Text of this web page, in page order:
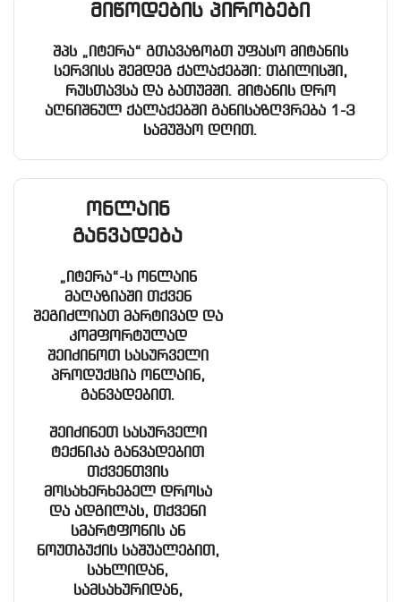
მიწოდების პირობები
შპს „იტერა“ გთავაზობთ უფასო მიტანის
სერვისს შემდეგ ქალაქებში: თბილისში,
რუსთავსა და ბათუმში. მიტანის დრო
აღნიშნულ ქალაქებში განისაზღვრება 1-3
სამუშაო დღით.
ონლაინ
განვადება
„იტერა“-ს ონლაინ
მაღაზიაში თქვენ
შეგიძლიათ მარტივად და
კომფორტულად
შეიძინოთ სასურველი
პროდუქცია ონლაინ,
განვადებით.
შეიძინეთ სასურველი
ტექნიკა განვადებით
თქვენთვის
მოსახერხებელ დროსა
და ადგილას, თქვენი
სმარტფონის ან
ნოუთბუქის საშუალებით,
სახლიდან,
სამსახურიდან,